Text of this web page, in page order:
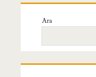
Birincil
Yan
Menü
Ara